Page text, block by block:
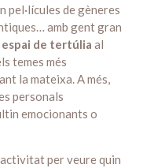
pel·lícules de gèneres
amb gent gran
espai de tertúlia al
temes més
la mateixa. A més,
personals
emocionants o
per veure quin